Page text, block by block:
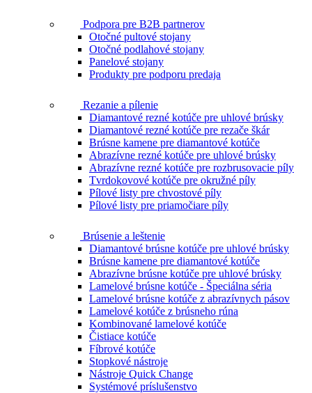
Podpora pre B2B partnerov
Otočné pultové stojany
Otočné podlahové stojany
Panelové stojany
Produkty pre podporu predaja
Rezanie a pílenie
Diamantové rezné kotúče pre uhlové brúsky
Diamantové rezné kotúče pre rezače škár
Brúsne kamene pre diamantové kotúče
Abrazívne rezné kotúče pre uhlové brúsky
Abrazívne rezné kotúče pre rozbrusovacie píly
Tvrdokovové kotúče pre okružné píly
Pílové listy pre chvostové píly
Pílové listy pre priamočiare píly
Brúsenie a leštenie
Diamantové brúsne kotúče pre uhlové brúsky
Brúsne kamene pre diamantové kotúče
Abrazívne brúsne kotúče pre uhlové brúsky
Lamelové brúsne kotúče - Špeciálna séria
Lamelové brúsne kotúče z abrazívnych pásov
Lamelové kotúče z brúsneho rúna
Kombinované lamelové kotúče
Čistiace kotúče
Fíbrové kotúče
Stopkové nástroje
Nástroje Quick Change
Systémové príslušenstvo